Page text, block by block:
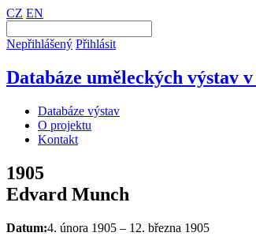
CZ EN
Nepřihlášený Přihlásit
Databáze uměleckých výstav
Databáze výstav
O projektu
Kontakt
1905
Edvard Munch
Datum:4. února 1905 – 12. března 1905